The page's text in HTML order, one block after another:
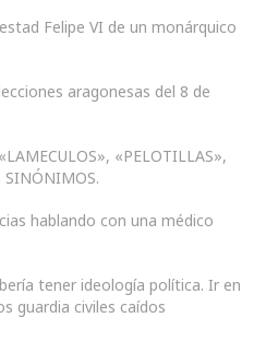
Felipe VI de un monárquico
aragonesas del 8 de
«PELOTILLAS»,
SINÓNIMOS.
hablando con una médico
tener ideología política. Ir en
guardia civiles caídos